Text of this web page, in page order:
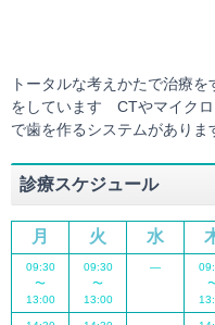
トータルな考えかたで治療
をしています CTやマイクロ
で歯を作るシステムがありま
診療スケジュール
月 火 水
09:30
〜
13:00
09:30
〜
13:00
―